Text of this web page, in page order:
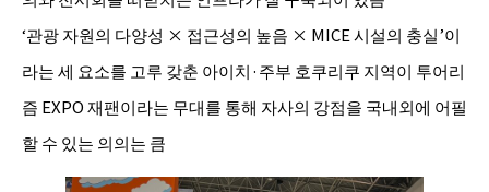
‘관광 자원의 다양성 × 접근성의 높음 × MICE 시설의 충실’이
라는 세 요소를 고루 갖춘 아이치·주부 호쿠리쿠 지역이 투어리
즘 EXPO 재팬이라는 무대를 통해 자사의 강점을 국내외에 어필
할 수 있는 의의는 큼